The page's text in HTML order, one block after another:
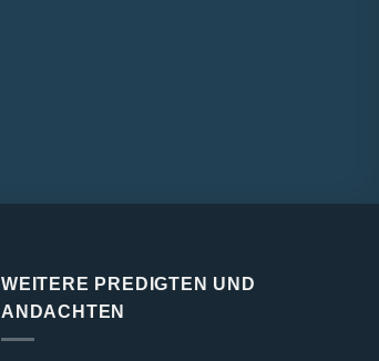
WEITERE PREDIGTEN UND
ANDACHTEN